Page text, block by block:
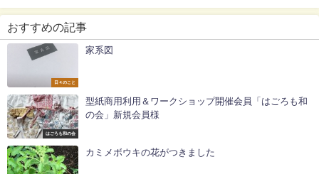
おすすめの記事
日々のこと
家系図
はごろも和の会
型紙商用利用＆ワークショップ開催会員「はごろも和
の会」新規会員様
カミメボウキの花がつきました